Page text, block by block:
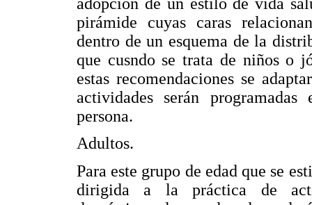
pirámide cuyas caras
dentro de un esquema de la
que cusndo se trata de niños o
estas recomendaciones se
actividades serán
persona.
Adultos.
Para este grupo de edad que se
dirigida a la práctica de